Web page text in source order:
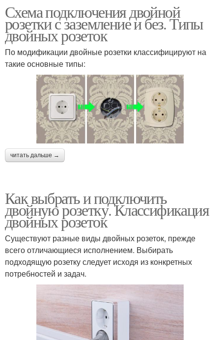
Схема подключения двойной
розетки с заземление и без. Типы
двойных розеток
По модификации двойные розетки классифицируют на
такие основные типы:
читать дальше →
Как выбрать и подключить
двойную розетку. Классификация
двойных розеток
Существуют разные виды двойных розеток, прежде
всего отличающиеся исполнением. Выбирать
подходящую розетку следует исходя из конкретных
потребностей и задач.